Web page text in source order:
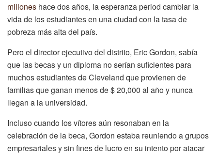
millones hace dos años, la esperanza period cambiar la
vida de los estudiantes en una ciudad con la tasa de
pobreza más alta del país.
Pero el director ejecutivo del distrito, Eric Gordon, sabía
que las becas y un diploma no serían suficientes para
muchos estudiantes de Cleveland que provienen de
familias que ganan menos de $ 20,000 al año y nunca
llegan a la universidad.
Incluso cuando los vítores aún resonaban en la
celebración de la beca, Gordon estaba reuniendo a grupos
empresariales y sin fines de lucro en su intento por atacar